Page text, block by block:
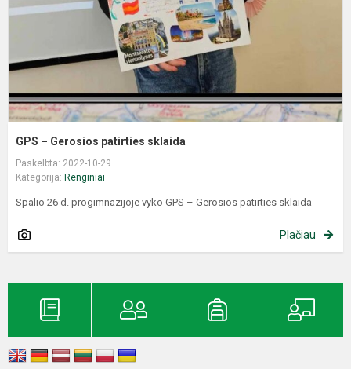
GPS – Gerosios patirties sklaida
Paskelbta: 2022-10-29
Kategorija: Renginiai
Spalio 26 d. progimnazijoje vyko GPS – Gerosios patirties sklaida
Plačiau